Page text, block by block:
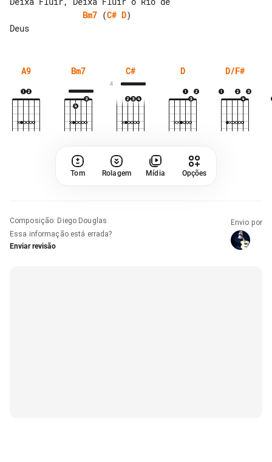
Bm7 (C# D)
A9 Bm7 C#
4
D D/F#
Tom Rolagem Mídia Opções
Composição: Diego Douglas
Essa informação está errada?
Enviar revisão
Envio por